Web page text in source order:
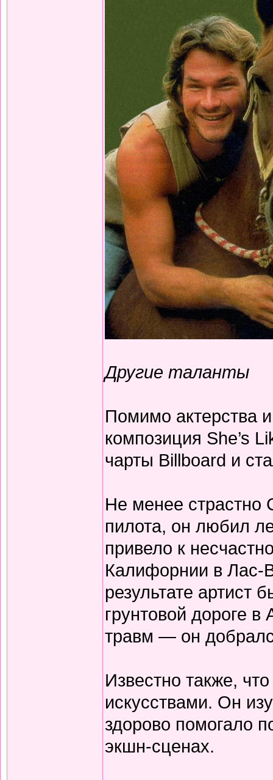
Другие таланты
Помимо актерства
композиция She’s
чарты Billboard и
Не менее страстно
пилота, он любил
привело к
Калифорнии в Лас-
результате артист
грунтовой дороге
травм — он
Известно также,
искусствами. Он
здорово помогало
экшн-сценах.